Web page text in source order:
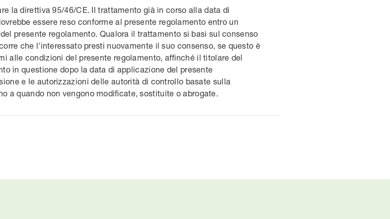
la direttiva 95/46/CE. Il trattamento già in corso alla data di
essere reso conforme al presente regolamento entro un
presente regolamento. Qualora il trattamento si basi sul consenso
che l'interessato presti nuovamente il suo consenso, se questo è
alle condizioni del presente regolamento, affinché il titolare del
in questione dopo la data di applicazione del presente
e le autorizzazioni delle autorità di controllo basate sulla
a quando non vengono modificate, sostituite o abrogate.